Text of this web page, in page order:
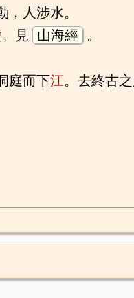
，人涉水。
見 山海經
。
庭而下江。去終古